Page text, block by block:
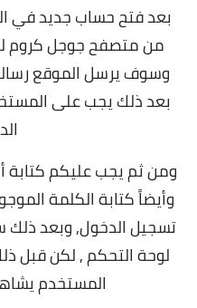
بعد فتح حساب جديد في
من متصفح جوجل كروم
وسوف يرسل الموقع
بعد ذلك يجب على
ومن ثم يجب عليكم كتابة
وأيضاً كتابة الكلمة
تسجيل الدخول, وبعد
لوحة التحكم , لكن قبل
المستخدم